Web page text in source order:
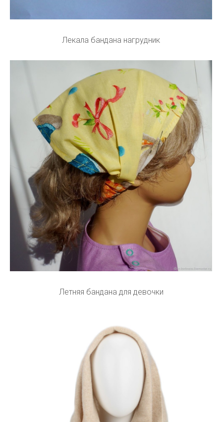
Лекала бандана нагрудник
Летняя бандана для девочки